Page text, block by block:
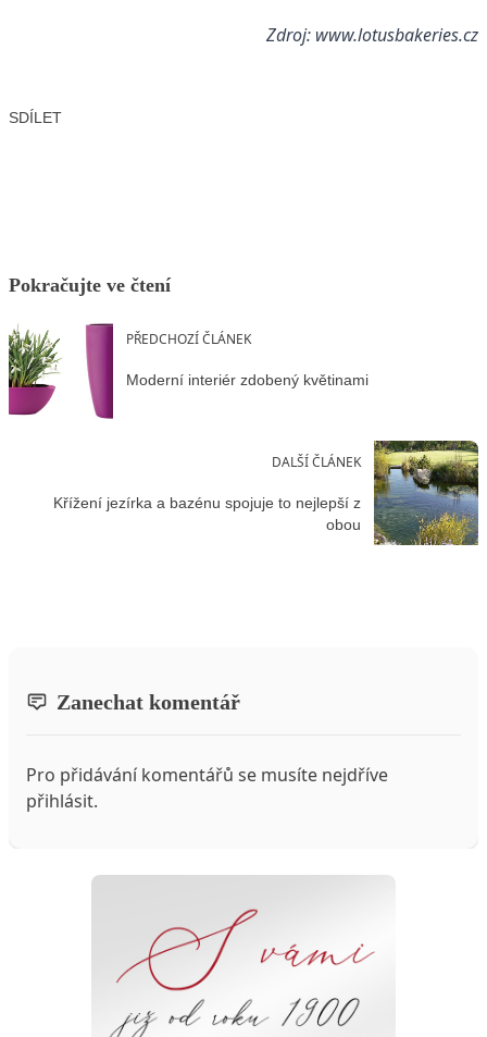
Zdroj: www.lotusbakeries.cz
SDÍLET
Pokračujte ve čtení
PŘEDCHOZÍ ČLÁNEK
Moderní interiér zdobený květinami
DALŠÍ ČLÁNEK
Křížení jezírka a bazénu spojuje to nejlepší z
obou
Zanechat komentář
Pro přidávání komentářů se musíte nejdříve
přihlásit.